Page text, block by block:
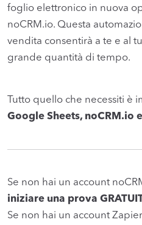
foglio elettronico in nuova
noCRM.io. Questa
vendita consentirà a te e al
grande quantità di tempo.
Tutto quello che necessiti è
Google Sheets, noCRM.io
Se non hai un account
iniziare una prova
Se non hai un account